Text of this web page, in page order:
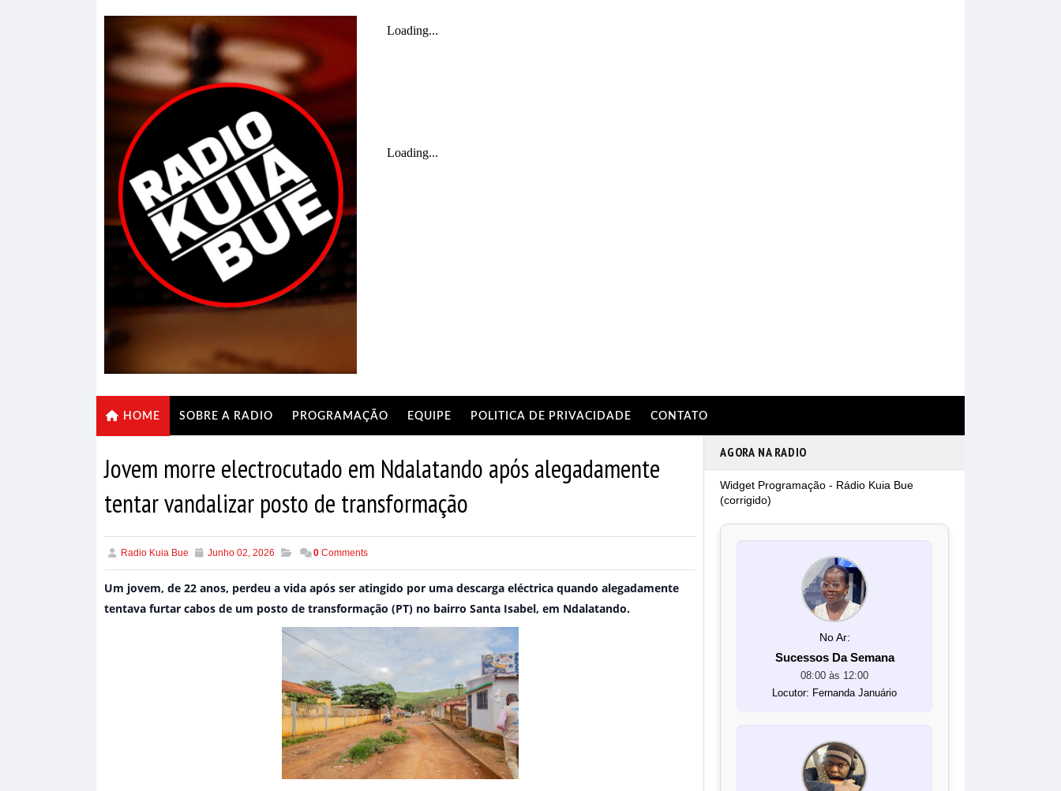
HOME SOBRE A RADIO PROGRAMAÇÃO EQUIPE POLITICA DE PRIVACIDADE CONTATO
Jovem morre electrocutado em Ndalatando após alegadamente
tentar vandalizar posto de transformação
Radio Kuia Bue Junho 02, 2026 0 Comments
Um jovem, de 22 anos, perdeu a vida após ser atingido por uma descarga eléctrica quando alegadamente
tentava furtar cabos de um posto de transformação (PT) no bairro Santa Isabel, em Ndalatando.
AGORA NA RADIO
Widget Programação - Rádio Kuia Bue
(corrigido)
No Ar:
Sucessos Da Semana
08:00 às 12:00
Locutor: Fernanda Januário